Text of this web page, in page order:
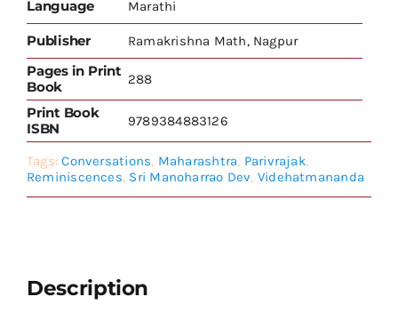
Language Marathi
Publisher Ramakrishna Math, Nagpur
Pages in Print
Book
288
Print Book
ISBN
9789384883126
Tags:Conversations, Maharashtra, Parivrajak,
Reminiscences, Sri Manoharrao Dev, Videhatmananda
Description